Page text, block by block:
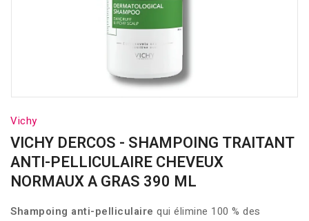
Vichy
VICHY DERCOS - SHAMPOING TRAITANT
ANTI-PELLICULAIRE CHEVEUX
NORMAUX A GRAS 390 ML
Shampoing anti-pelliculaire qui élimine 100 % des